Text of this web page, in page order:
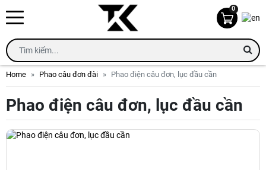
0
Home Phao câu đơn đài Phao điện câu đơn, lục đầu cần
Phao điện câu đơn, lục đầu cần